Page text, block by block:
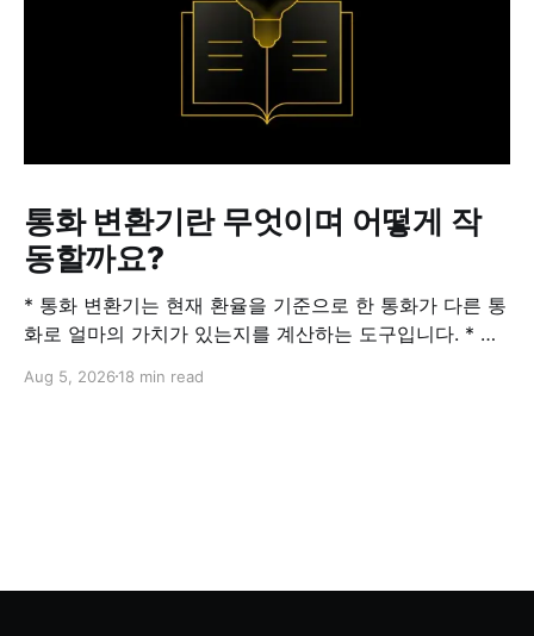
통화 변환기란 무엇이며 어떻게 작
동할까요?
* 통화 변환기는 현재 환율을 기준으로 한 통화가 다른 통
화로 얼마의 가치가 있는지를 계산하는 도구입니다. * 환
적 요인에 따라 변동합니다. 따라서 모든 서비스 제공자가
Aug 5, 2026 18 min read